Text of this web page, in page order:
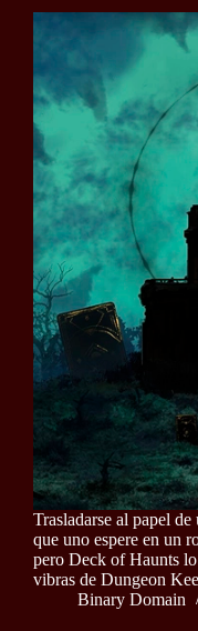
Trasladarse al papel
que uno espere en un
pero Deck of Haunts
vibras de Dungeon
Binary Domain